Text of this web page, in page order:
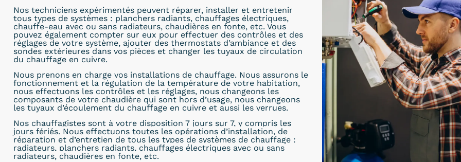
Nos techniciens expérimentés peuvent réparer, installer et entretenir
tous types de systèmes : planchers radiants, chauffages électriques,
chauffe-eau avec ou sans radiateurs, chaudières en fonte, etc. Vous
pouvez également compter sur eux pour effectuer des contrôles et des
réglages de votre système, ajouter des thermostats d’ambiance et des
sondes extérieures dans vos pièces et changer les tuyaux de circulation
du chauffage en cuivre.
Nous prenons en charge vos installations de chauffage. Nous assurons le
fonctionnement et la régulation de la température de votre habitation,
nous effectuons les contrôles et les réglages, nous changeons les
composants de votre chaudière qui sont hors d’usage, nous changeons
les tuyaux d’écoulement du chauffage en cuivre et aussi les verrues.
Nos chauffagistes sont à votre disposition 7 jours sur 7, y compris les
jours fériés. Nous effectuons toutes les opérations d’installation, de
réparation et d’entretien de tous les types de systèmes de chauffage :
radiateurs, planchers radiants, chauffages électriques avec ou sans
radiateurs, chaudières en fonte, etc.